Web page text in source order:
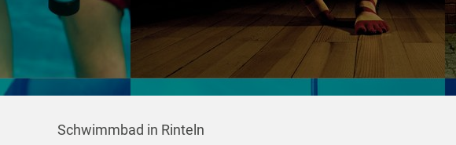
Schwimmbad in Rinteln